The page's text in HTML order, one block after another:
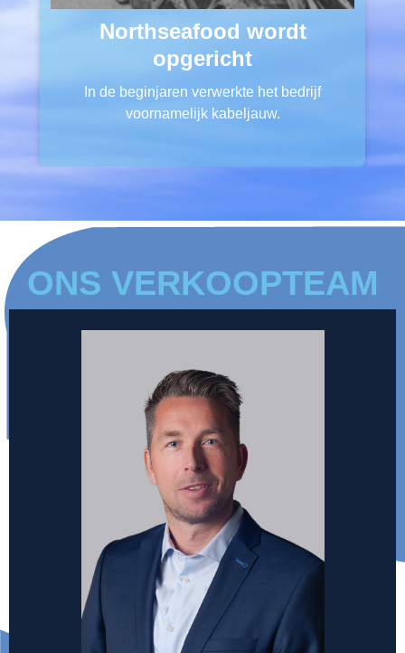
Northseafood wordt
opgericht
In de beginjaren verwerkte het bedrijf
voornamelijk kabeljauw.
ONS VERKOOPTEAM
Sales Manager
klaaskramer @northseafood.com
+31 6 29139937
Mail Klaas